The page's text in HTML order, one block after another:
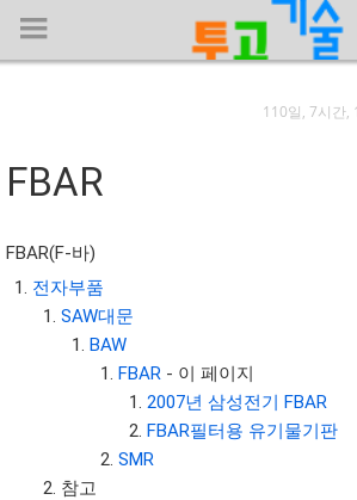
회사명 :
투고기술
| 대표 : 김명기 | 사업자번호 : 142-08-78939
전화 : 031-8065-5299 | 주소 : (16954)) 경
로 13, B동(complex동) 1213호(영덕동,흥덕IT
COPYRIGHT (C) 투고기술 ALL RIGHTS
투고기술 위키 저작권
110일, 7시간,
FBAR
FBAR(F-바)
전자부품
SAW대문
BAW
FBAR - 이 페이지
2007년 삼성전기 FBAR
FBAR필터용 유기물기판
SMR
참고